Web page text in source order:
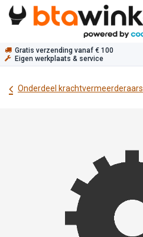
Overslaan naar inhoud
Gratis verzending vanaf € 100
Eigen werkplaats & service
Onderdeel krachtvermeerderaars